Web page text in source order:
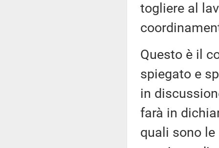
togliere al
Questo è il
spiegato e
in
farà in
quali sono